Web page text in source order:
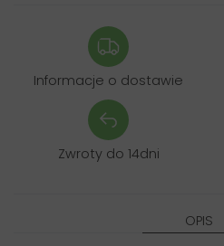
Informacje o dostawie
Zwroty do 14dni
OPIS